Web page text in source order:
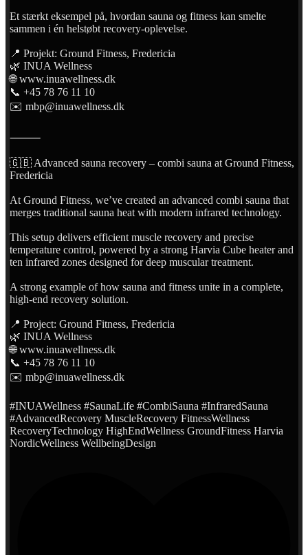
Et stærkt eksempel på, hvordan sauna og fitness kan smelte
sammen i én helstøbt recovery-oplevelse.
📍 Projekt: Ground Fitness, Fredericia
🌿 INUA Wellness
🌐 www.inuawellness.dk
📞 +45 78 76 11 10
✉️ mbp@inuawellness.dk
⸻
🇬🇧 Advanced sauna recovery – combi sauna at Ground Fitness,
Fredericia
At Ground Fitness, we’ve created an advanced combi sauna that
merges traditional sauna heat with modern infrared technology.
This setup delivers efficient muscle recovery and precise
temperature control, powered by a strong Harvia Cube heater and
ten infrared zones designed for deep muscular treatment.
A strong example of how sauna and fitness unite in a complete,
high-end recovery solution.
📍 Project: Ground Fitness, Fredericia
🌿 INUA Wellness
🌐 www.inuawellness.dk
📞 +45 78 76 11 10
✉️ mbp@inuawellness.dk
#INUAWellness #SaunaLife #CombiSauna #InfraredSauna
#AdvancedRecovery MuscleRecovery FitnessWellness
RecoveryTechnology HighEndWellness GroundFitness Harvia
NordicWellness WellbeingDesign